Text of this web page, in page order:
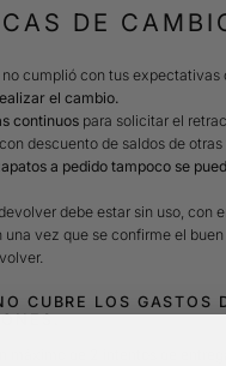
DE
cumplió con tus
el cambio.
continuos para solicitar el
descuento de saldos de
a pedido tampoco se
debe estar sin uso, con
una vez que se confirme el
CUBRE LOS GASTOS